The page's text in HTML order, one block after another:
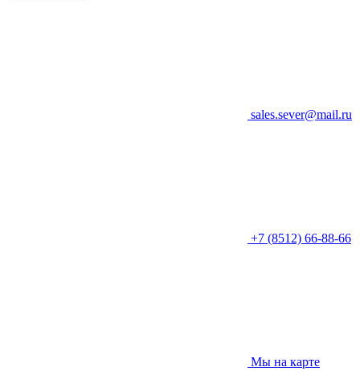
sales.sever@mail.ru
+7 (8512) 66-88-66
Мы на карте